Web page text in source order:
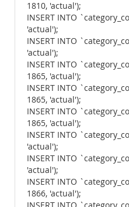
1810, 'actual');
INSERT INTO
'actual');
INSERT INTO
'actual');
INSERT INTO
1865, 'actual');
INSERT INTO
1865, 'actual');
INSERT INTO
1865, 'actual');
INSERT INTO
'actual');
INSERT INTO
'actual');
INSERT INTO
1866, 'actual');